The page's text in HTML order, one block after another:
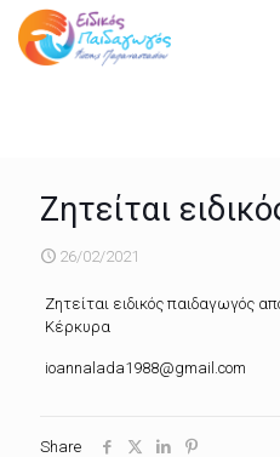
Ζητείται
26/02/2021
Ζητείται ειδικός παιδαγωγός
Κέρκυρα
ioannalada1988@gmail.com
Share